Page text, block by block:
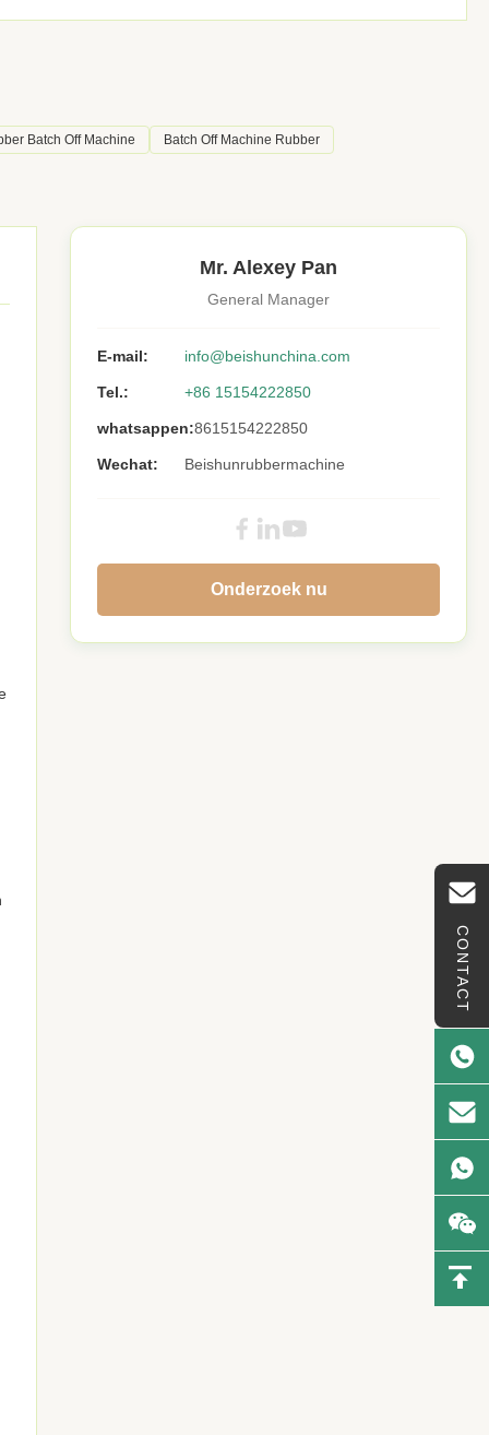
CONTACT
Batch Off Machine Batch Off Machine Rubber
Mr. Alexey Pan
General Manager
E-mail: info@beishunchina.com
Tel.: +86 15154222850
whatsappen:8615154222850
Wechat: Beishunrubbermachine
Onderzoek nu